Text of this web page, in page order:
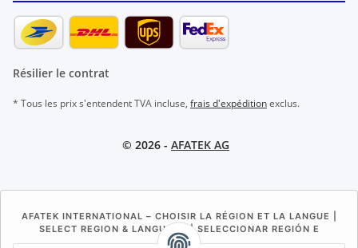
Résilier le contrat
* Tous les prix s'entendent TVA incluse, frais d'expéditionexclus.
© 2026 - AFATEK AG
AFATEK INTERNATIONAL – CHOISIR LA RÉGION ET LA LANGUE |
SELECT REGION & LANGUAGE | SELECCIONAR REGIÓN E
IDIOMA